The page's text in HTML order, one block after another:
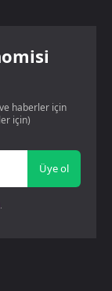
haberler için
için)
Üye ol
.